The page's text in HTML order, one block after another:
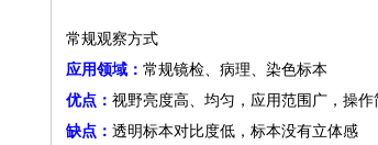
常规观察方式
应用领域： 常规镜检、病理、染色标本
优点： 视野亮度高、均匀，应用范围广，操
缺点： 透明标本对比度低，标本没有立体感